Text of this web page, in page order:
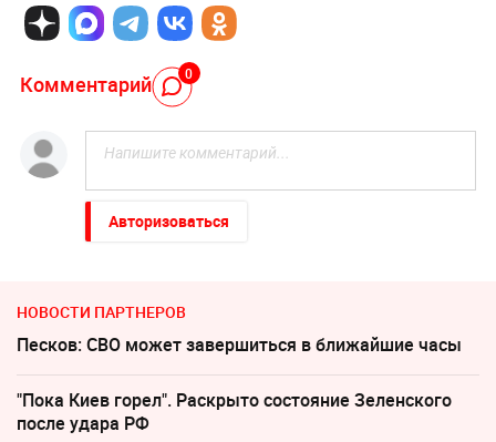
Комментарий 0
Авторизоваться
НОВОСТИ ПАРТНЕРОВ
Песков: СВО может завершиться в ближайшие часы
"Пока Киев горел". Раскрыто состояние Зеленского
после удара РФ